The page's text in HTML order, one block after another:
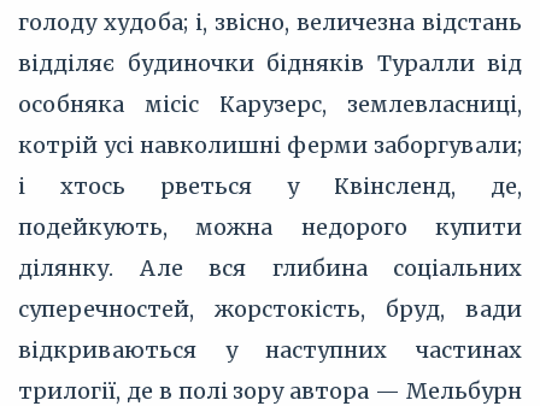
голоду худоба; і, звісно, величезна відстань
відділяє будиночки бідняків Туралли від
особняка місіс Карузерс, землевласниці,
котрій усі навколишні ферми заборгували;
і хтось рветься у Квінсленд, де,
подейкують, можна недорого купити
ділянку. Але вся глибина соціальних
суперечностей, жорстокість, бруд, вади
відкриваються у наступних частинах
трилогії, де в полі зору автора — Мельбурн